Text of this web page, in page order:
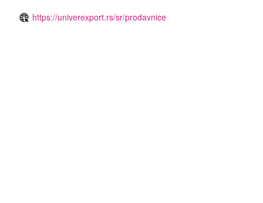
https://univerexport.rs/sr/prodavnice